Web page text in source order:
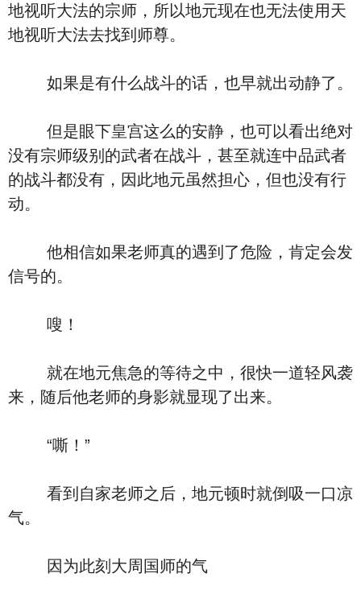
地视听大法的宗师，所以地元现在也无法使用天
地视听大法去找到师尊。
如果是有什么战斗的话，也早就出动静了。
但是眼下皇宫这么的安静，也可以看出绝对
没有宗师级别的武者在战斗，甚至就连中品武者
的战斗都没有，因此地元虽然担心，但也没有行
动。
他相信如果老师真的遇到了危险，肯定会发
信号的。
嗖！
就在地元焦急的等待之中，很快一道轻风袭
来，随后他老师的身影就显现了出来。
“嘶！”
看到自家老师之后，地元顿时就倒吸一口凉
气。
因为此刻大周国师的气